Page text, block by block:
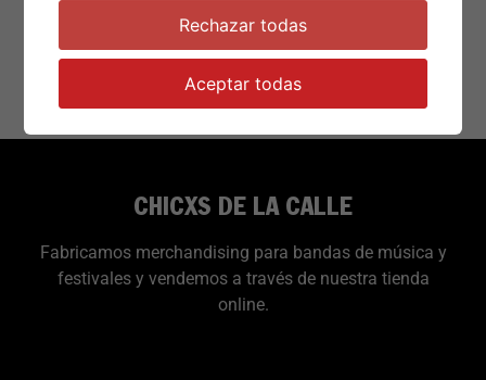
Añadir al carrito
CHICXS DE LA CALLE
Fabricamos merchandising para bandas de música y
festivales y vendemos a través de nuestra tienda
online.
Rechazar todas
Aceptar todas